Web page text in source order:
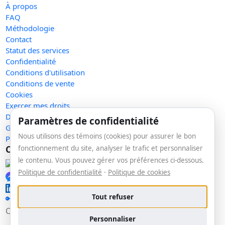
À propos
FAQ
Méthodologie
Contact
Statut des services
Confidentialité
Conditions d'utilisation
Conditions de vente
Cookies
Exercer mes droits
Demande de retrait
Gérer les témoins
Plan du site
Communauté
Facebook
Messenger
LinkedIn
🔑 Se connecter
Copyright © 2026 La veille. Tous droits réservés.
Paramètres de confidentialité
Nous utilisons des témoins (cookies) pour assurer le bon
fonctionnement du site, analyser le trafic et personnaliser
le contenu. Vous pouvez gérer vos préférences ci-dessous.
Politique de confidentialité · Politique de cookies
Tout refuser
Personnaliser